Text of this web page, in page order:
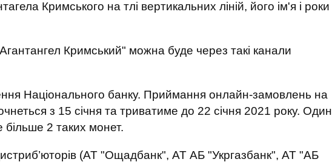
Кримського на тлі вертикальних ліній, його ім'я і роки
Кримський" можна буде через такі канали
Національного банку. Приймання онлайн-замовлень на
з 15 січня та триватиме до 22 січня 2021 року. Один
більше 2 таких монет.
(АТ "Ощадбанк", АТ АБ "Укргазбанк", АТ "АБ